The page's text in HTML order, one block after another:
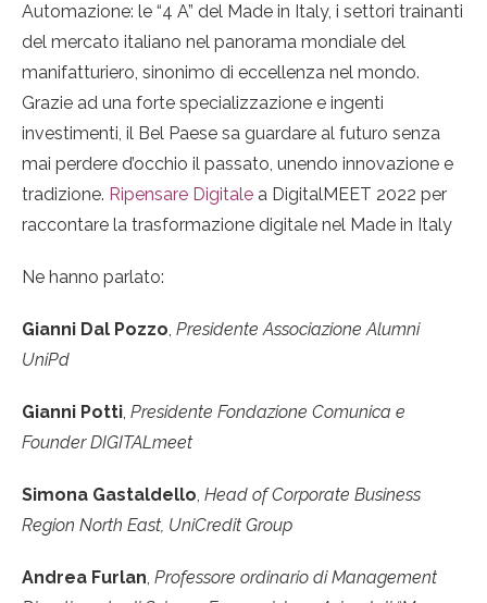
Automazione: le “4 A” del Made in Italy, i settori trainanti
del mercato italiano nel panorama mondiale del
manifatturiero, sinonimo di eccellenza nel mondo.
Grazie ad una forte specializzazione e ingenti
investimenti, il Bel Paese sa guardare al futuro senza
mai perdere d’occhio il passato, unendo innovazione e
tradizione. Ripensare Digitale a DigitalMEET 2022 per
raccontare la trasformazione digitale nel Made in Italy
Ne hanno parlato:
Gianni Dal Pozzo, Presidente Associazione Alumni
UniPd
Gianni Potti, Presidente Fondazione Comunica e
Founder DIGITALmeet
Simona Gastaldello, Head of Corporate Business
Region North East, UniCredit Group
Andrea Furlan, Professore ordinario di Management